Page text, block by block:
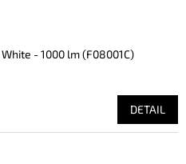
- 1000 lm (F08001C)
DETAIL